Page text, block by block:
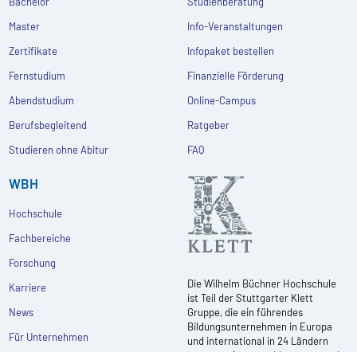
Master
Zertifikate
Fernstudium
Abendstudium
Berufsbegleitend
Studieren ohne Abitur
Info-Veranstaltungen
Infopaket bestellen
Finanzielle Förderung
Online-Campus
Ratgeber
FAQ
WBH
Hochschule
Fachbereiche
Forschung
Karriere
News
Für Unternehmen
Die Wilhelm Büchner Hochschule
ist Teil der Stuttgarter Klett
Gruppe, die ein führendes
Bildungsunternehmen in Europa
und international in 24 Ländern